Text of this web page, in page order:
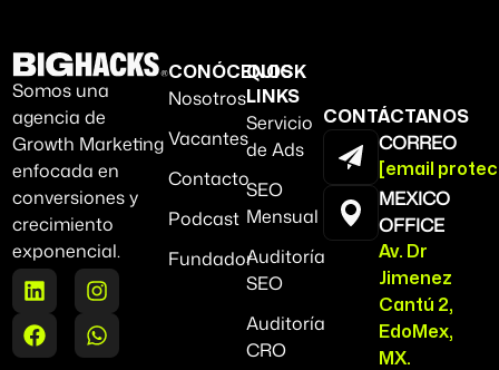
Somos una
agencia de
Growth Marketing
enfocada en
conversiones y
crecimiento
exponencial.
CONÓCENOS
Nosotros
Vacantes
Contacto
Podcast
Fundador
QUICK
LINKS
Servicio
de Ads
SEO
Mensual
Auditoría
SEO
Auditoría
CRO
CONTÁCTANOS
CORREO
[email
MEXICO
OFFICE
Av. Dr
Jimenez
Cantú 2,
EdoMex,
MX.